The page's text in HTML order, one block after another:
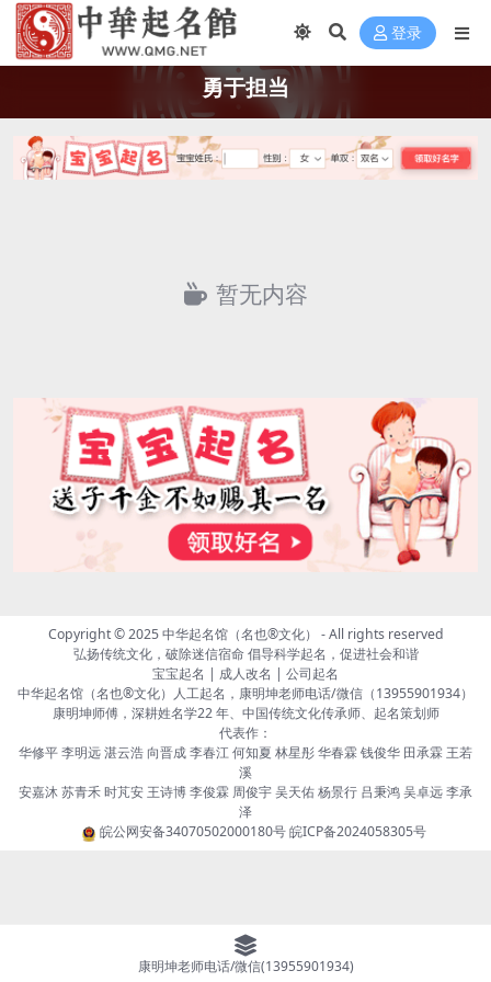
登录
勇于担当
暂无内容
Copyright © 2025中华起名馆（名也®文化） - All rights reserved
弘扬传统文化，破除迷信宿命 倡导科学起名，促进社会和谐
宝宝起名 | 成人改名 | 公司起名
中华起名馆（名也®文化）人工起名，康明坤老师电话/微信（13955901934）
康明坤师傅，深耕姓名学22 年、中国传统文化传承师、起名策划师
代表作：
华修平 李明远 湛云浩 向晋成 李春江 何知夏 林星彤 华春霖 钱俊华 田承霖 王若
溪
安嘉沐 苏青禾 时芃安 王诗博 李俊霖 周俊宇 吴天佑 杨景行 吕秉鸿 吴卓远 李承
泽
皖公网安备34070502000180号皖ICP备2024058305号
康明坤老师电话/微信(13955901934)